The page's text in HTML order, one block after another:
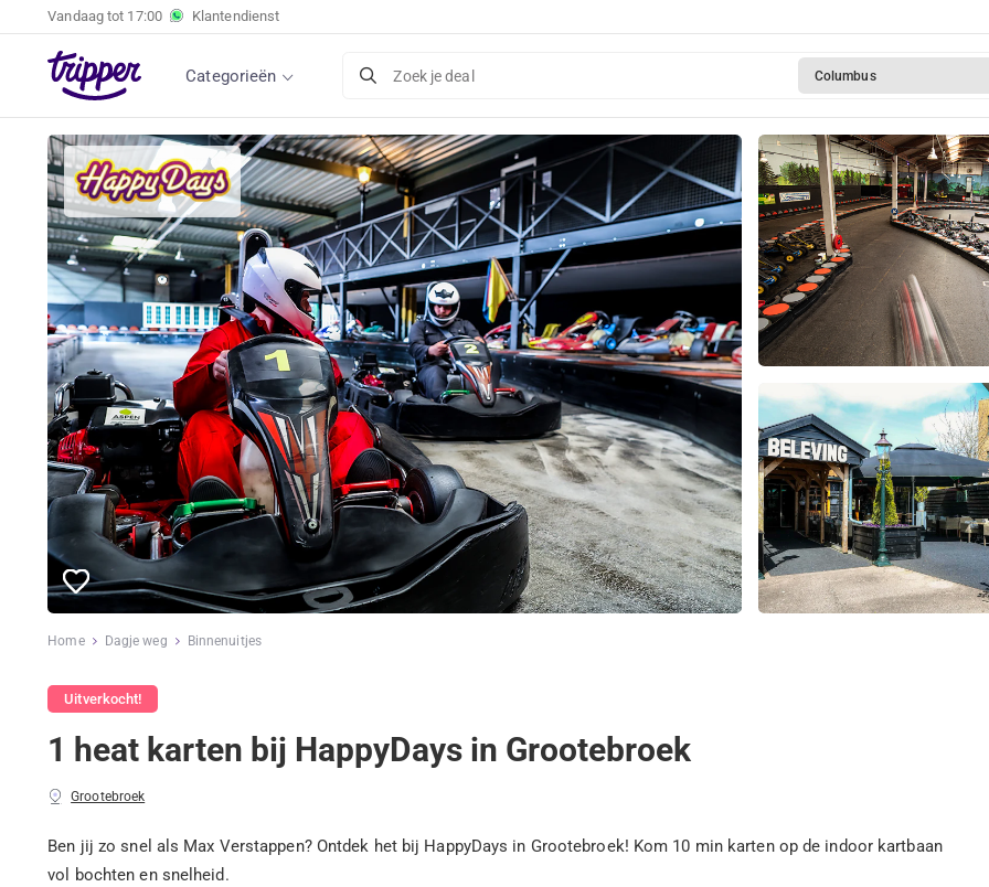
Vandaag tot 17:00 Klantendienst
Categorieën Zoek je deal Columbus
Home Dagje weg Binnenuitjes
Uitverkocht!
1 heat karten bij HappyDays in Grootebroek
Grootebroek
Ben jij zo snel als Max Verstappen? Ontdek het bij HappyDays in Grootebroek! Kom 10 min karten op de indoor kartbaan
vol bochten en snelheid.